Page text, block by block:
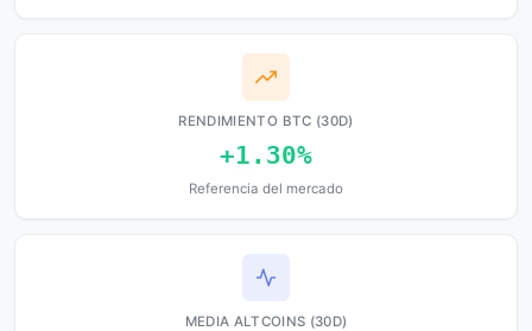
RENDIMIENTO BTC (30D)
+1.30%
Referencia del mercado
MEDIA ALTCOINS (30D)